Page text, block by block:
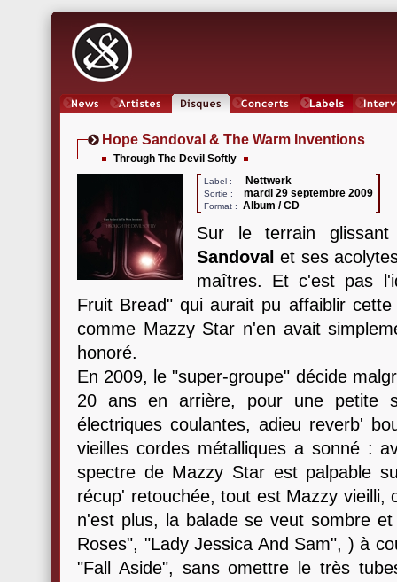
Hope Sandoval & The Warm Inventions
Through The Devil Softly
Label : Nettwerk
Sortie : mardi 29 septembre 2009
Format : Album / CD
Sur le terrain
Sandoval et ses
maîtres. Et c'est pas
Fruit Bread" qui aurait pu affaiblir
comme Mazzy Star n'en avait
honoré.
En 2009, le "super-groupe" décide
20 ans en arrière, pour une petite
électriques coulantes, adieu reverb'
vieilles cordes métalliques a sonné :
spectre de Mazzy Star est palpable
récup' retouchée, tout est Mazzy vieilli,
n'est plus, la balade se veut sombre
Roses", "Lady Jessica And Sam", ) à
"Fall Aside", sans omettre le très